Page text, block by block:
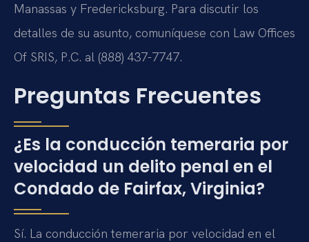
Manassas y Fredericksburg. Para discutir los
detalles de su asunto, comuníquese con Law Offices
Of SRIS, P.C. al (888) 437-7747.
Preguntas Frecuentes
¿Es la conducción temeraria por
velocidad un delito penal en el
Condado de Fairfax, Virginia?
Sí. La conducción temeraria por velocidad en el